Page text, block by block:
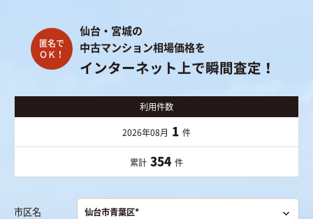
仙台・宮城の
中古マンション相場価格を
インターネット上で瞬間査定！
利用件数
2026年08月 1 件
累計 354 件
市区名